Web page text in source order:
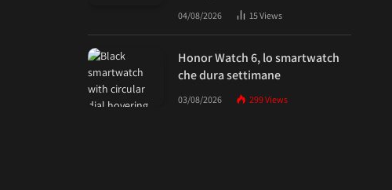
04/08/2026 15Views
Honor Watch 6, lo smartwatch
che dura settimane
03/08/2026 299Views